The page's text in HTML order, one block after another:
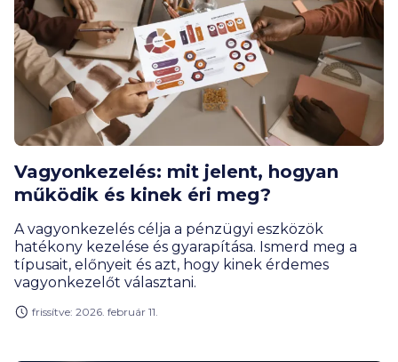
Vagyonkezelés: mit jelent, hogyan
működik és kinek éri meg?
A vagyonkezelés célja a pénzügyi eszközök
hatékony kezelése és gyarapítása. Ismerd meg a
típusait, előnyeit és azt, hogy kinek érdemes
vagyonkezelőt választani.
frissítve: 2026. február 11.